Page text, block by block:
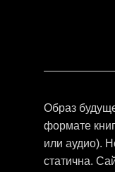
Образ
формате
или аудио).
статична.